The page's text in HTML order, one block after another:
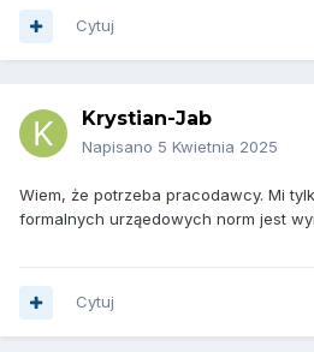
Cytuj
Krystian-Jab
Napisano 5 Kwietnia 2025
Wiem, że potrzeba pracodawcy. Mi
formalnych urząedowych norm jest
Cytuj